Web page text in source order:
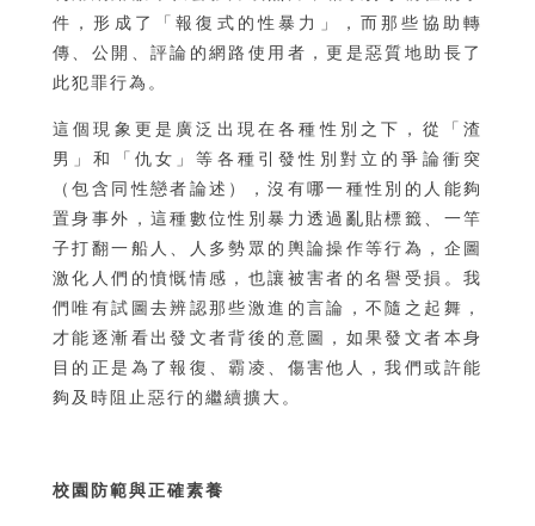
件，形成了「報復式的性暴力」，而那些協助轉
傳、公開、評論的網路使用者，更是惡質地助長了
此犯罪行為。
這個現象更是廣泛出現在各種性別之下，從「渣
男」和「仇女」等各種引發性別對立的爭論衝突
（包含同性戀者論述），沒有哪一種性別的人能夠
置身事外，這種數位性別暴力透過亂貼標籤、一竿
子打翻一船人、人多勢眾的輿論操作等行為，企圖
激化人們的憤慨情感，也讓被害者的名譽受損。我
們唯有試圖去辨認那些激進的言論，不隨之起舞，
才能逐漸看出發文者背後的意圖，如果發文者本身
目的正是為了報復、霸凌、傷害他人，我們或許能
夠及時阻止惡行的繼續擴大。
校園防範與正確素養